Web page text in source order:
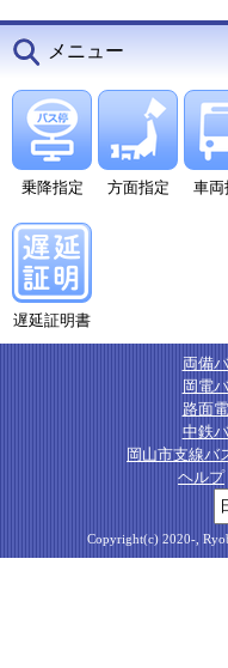
メニュー
乗降指定 方面指定 車両
遅延証明書
両備
岡電
路面
中鉄
岡山市支線バ
ヘルプ
Copyright(c) 2020-,